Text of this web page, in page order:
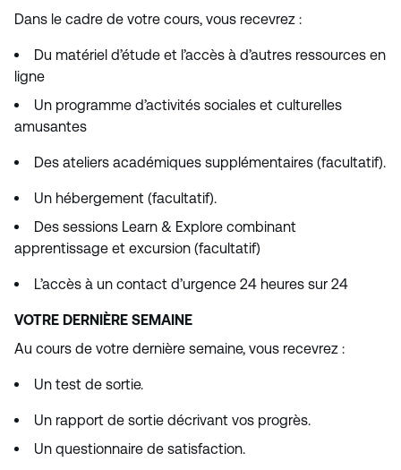
Dans le cadre de votre cours, vous recevrez :
Du matériel d’étude et l’accès à d’autres ressources en
ligne
Un programme d’activités sociales et culturelles
amusantes
Des ateliers académiques supplémentaires (facultatif).
Un hébergement (facultatif).
Des sessions Learn & Explore combinant
apprentissage et excursion (facultatif)
L’accès à un contact d’urgence 24 heures sur 24
VOTRE DERNIÈRE SEMAINE
Au cours de votre dernière semaine, vous recevrez :
Un test de sortie.
Un rapport de sortie décrivant vos progrès.
Un questionnaire de satisfaction.